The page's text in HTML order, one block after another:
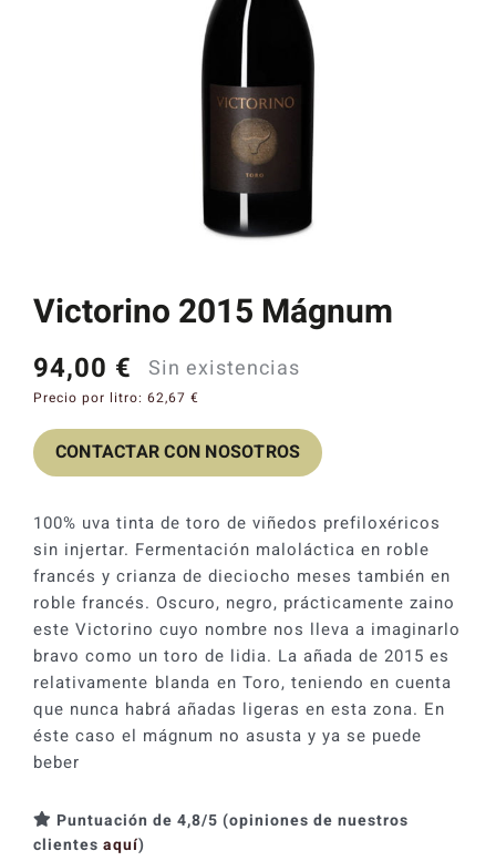
Victorino 2015 Mágnum
94,00 € Sin existencias
Precio por litro: 62,67 €
CONTACTAR CON NOSOTROS
100% uva tinta de toro de viñedos prefiloxéricos
sin injertar. Fermentación maloláctica en roble
francés y crianza de dieciocho meses también en
roble francés. Oscuro, negro, prácticamente zaino
este Victorino cuyo nombre nos lleva a imaginarlo
bravo como un toro de lidia. La añada de 2015 es
relativamente blanda en Toro, teniendo en cuenta
que nunca habrá añadas ligeras en esta zona. En
éste caso el mágnum no asusta y ya se puede
beber
Puntuación de 4,8/5 (opiniones de nuestros
clientes aquí)